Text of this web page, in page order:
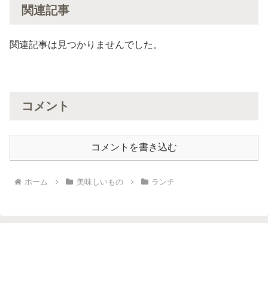
関連記事
関連記事は見つかりませんでした。
コメント
コメントを書き込む
ホーム 美味しいもの ランチ